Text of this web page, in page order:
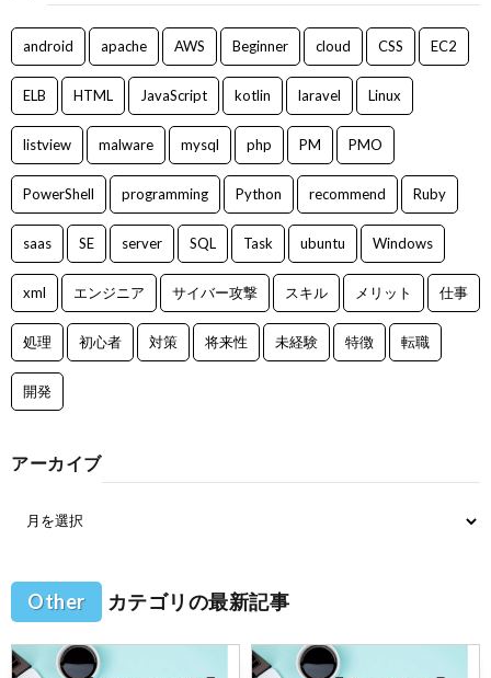
android apache AWS Beginner cloud CSS EC2
ELB HTML JavaScript kotlin laravel Linux
listview malware mysql php PM PMO
PowerShell programming Python recommend Ruby
saas SE server SQL Task ubuntu Windows
xml エンジニア サイバー攻撃 スキル メリット 仕事
処理 初心者 対策 将来性 未経験 特徴 転職
開発
アーカイブ
Other カテゴリの最新記事